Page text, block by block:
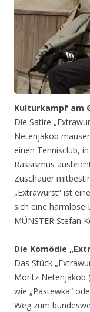
Kulturkampf am
Die Satire
Netenjakob
einen Tennisclub,
Rassismus
Zuschauer
„Extrawurst“ ist
sich eine harmlose
MÜNSTER Stefan
Die Komödie
Das Stück
Moritz Netenjakob
wie „Pastewka“
Weg zum